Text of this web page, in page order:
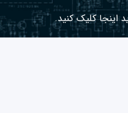
اینجا کلیک کنید.